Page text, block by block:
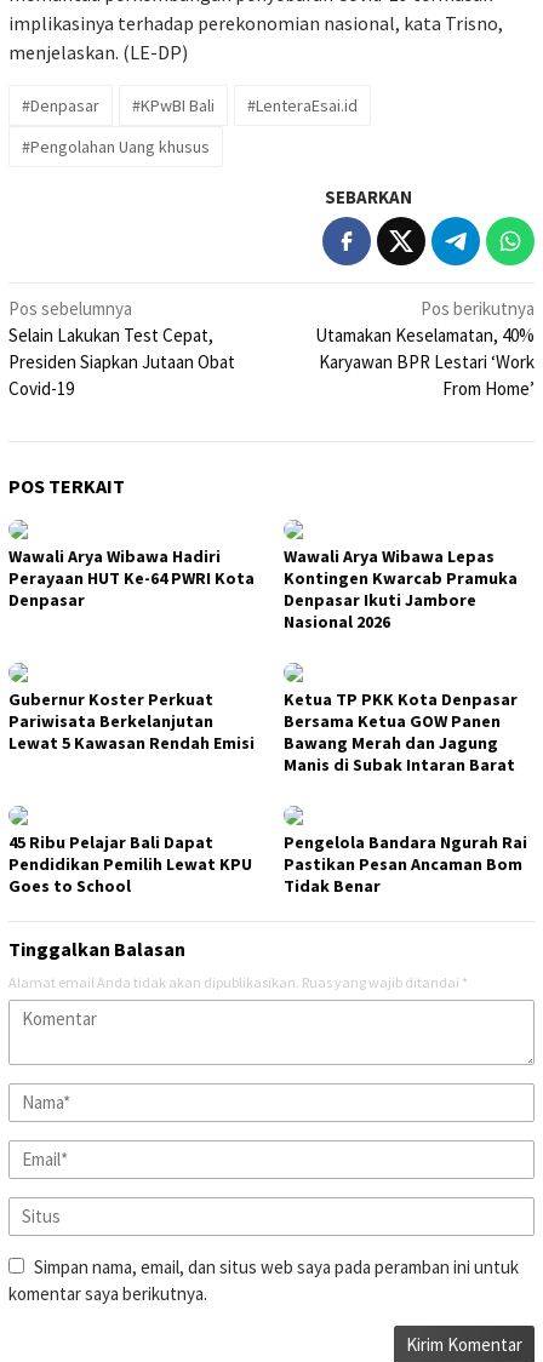
implikasinya terhadap perekonomian nasional, kata Trisno,
menjelaskan. (LE-DP)
#Denpasar #KPwBI Bali
#LenteraEsai.id
#Pengolahan Uang khusus
SEBARKAN
Navigasi
pos
Pos sebelumnya
Selain Lakukan Test Cepat,
Presiden Siapkan Jutaan Obat
Covid-19
Pos berikutnya
Utamakan Keselamatan, 40%
Karyawan BPR Lestari ‘Work
From Home’
POS TERKAIT
Wawali Arya Wibawa Hadiri
Perayaan HUT Ke-64 PWRI Kota
Denpasar
Wawali Arya Wibawa Lepas
Kontingen Kwarcab Pramuka
Denpasar Ikuti Jambore
Nasional 2026
Gubernur Koster Perkuat
Pariwisata Berkelanjutan
Lewat 5 Kawasan Rendah Emisi
Ketua TP PKK Kota Denpasar
Bersama Ketua GOW Panen
Bawang Merah dan Jagung
Manis di Subak Intaran Barat
45 Ribu Pelajar Bali Dapat
Pendidikan Pemilih Lewat KPU
Goes to School
Pengelola Bandara Ngurah Rai
Pastikan Pesan Ancaman Bom
Tidak Benar
Tinggalkan Balasan
Alamat email Anda tidak akan dipublikasikan. Ruas yang wajib ditandai *
Simpan nama, email, dan situs web saya pada peramban ini untuk
komentar saya berikutnya.